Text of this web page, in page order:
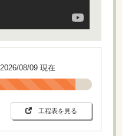
2026/08/09 現在
工程表を見る